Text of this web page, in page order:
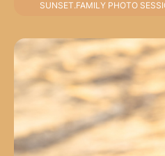
SUNSET.FAMILY PHOTO